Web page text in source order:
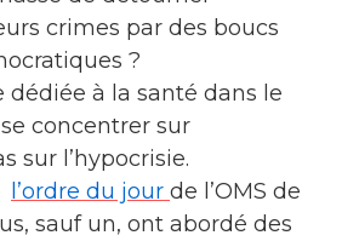
crimes par des boucs
?
dédiée à la santé dans le
concentrer sur
sur l’hypocrisie.
l’ordre du jour de l’OMS de
sauf un, ont abordé des